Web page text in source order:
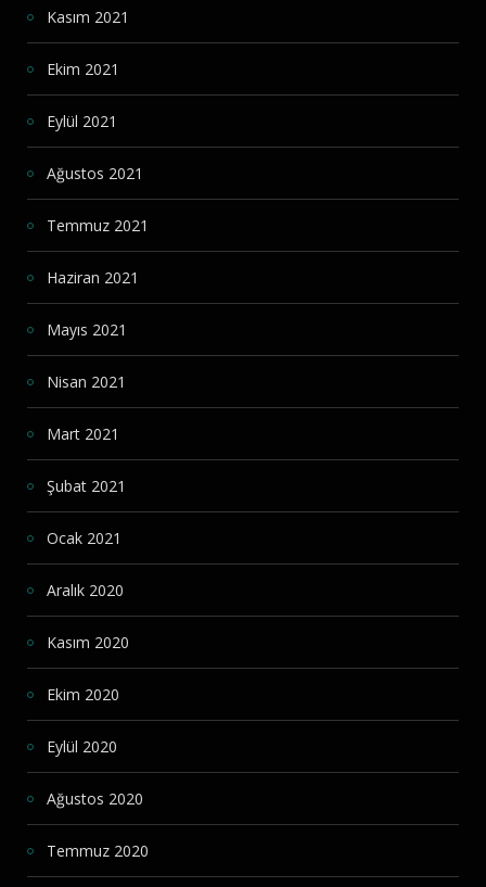
Kasım 2021
Ekim 2021
Eylül 2021
Ağustos 2021
Temmuz 2021
Haziran 2021
Mayıs 2021
Nisan 2021
Mart 2021
Şubat 2021
Ocak 2021
Aralık 2020
Kasım 2020
Ekim 2020
Eylül 2020
Ağustos 2020
Temmuz 2020